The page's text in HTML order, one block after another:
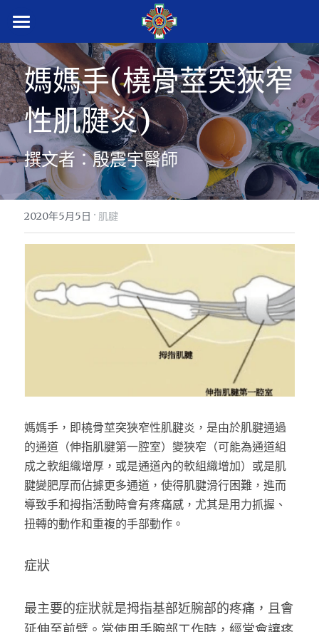
首頁
衛教新知
術後衛教
衛教QR code
腕隧道症
肘隧道症
媽媽手
板機指
伸指肌腱損傷
舟狀骨骨折
三角纖維軟骨韌帶修補
腱鞘巨細胞瘤
學術專區
骨科部首頁
搜索
繁體中文
English
CALL US
媽媽手(橈骨莖突狹窄
性肌腱炎)
撰文者：殷震宇醫師
2020年5月5日 · 肌腱
媽媽手，即橈骨莖突狹窄性肌腱炎，是由於肌腱通過
的通道（伸指肌腱第一腔室）變狹窄（可能為通道組
成之軟組織增厚，或是通道內的軟組織增加）或是肌
腱變肥厚而佔據更多通道，使得肌腱滑行困難，進而
導致手和拇指活動時會有疼痛感，尤其是用力抓握、
扭轉的動作和重複的手部動作。
症狀
最主要的症狀就是拇指基部近腕部的疼痛，且會